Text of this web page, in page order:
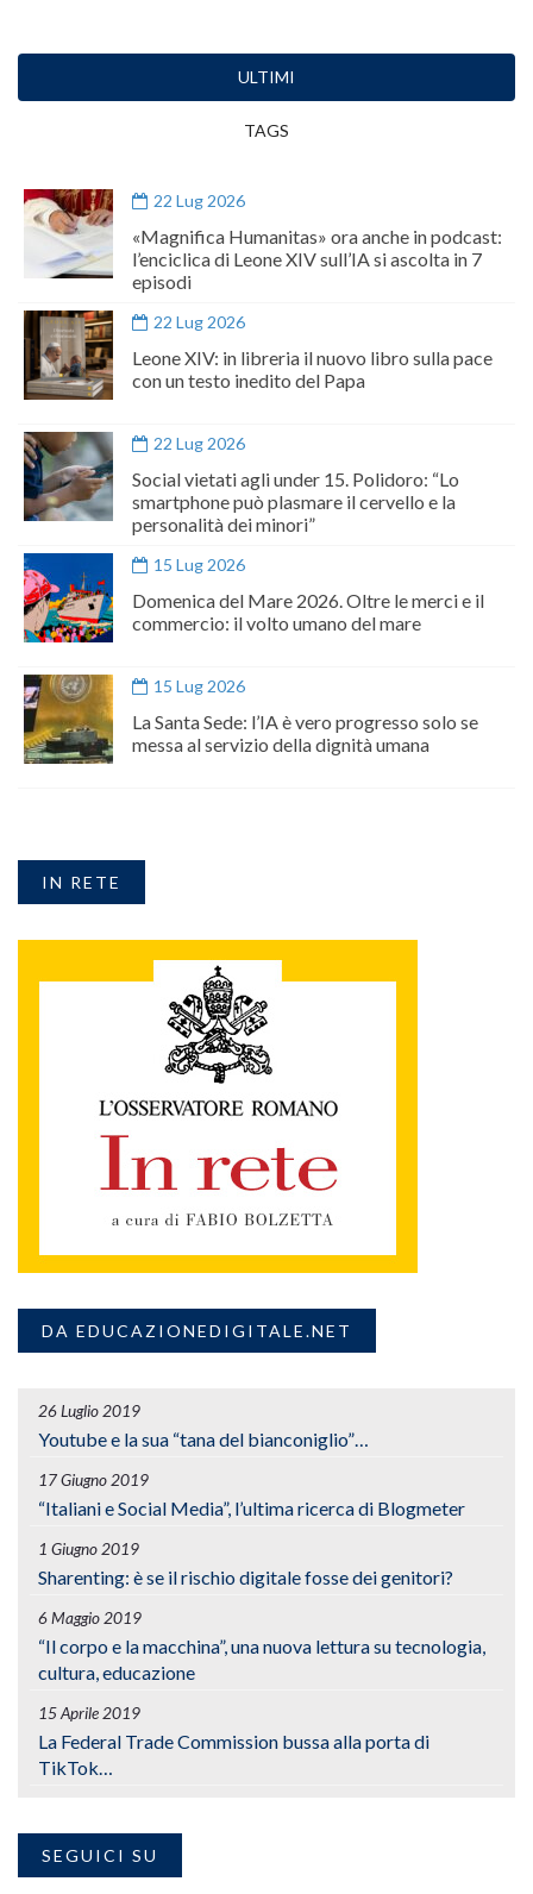
ULTIMI
TAGS
22 Lug 2026
«Magnifica Humanitas» ora anche in podcast:
l’enciclica di Leone XIV sull’IA si ascolta in 7
episodi
22 Lug 2026
Leone XIV: in libreria il nuovo libro sulla pace
con un testo inedito del Papa
22 Lug 2026
Social vietati agli under 15. Polidoro: “Lo
smartphone può plasmare il cervello e la
personalità dei minori”
15 Lug 2026
Domenica del Mare 2026. Oltre le merci e il
commercio: il volto umano del mare
15 Lug 2026
La Santa Sede: l’IA è vero progresso solo se
messa al servizio della dignità umana
IN RETE
DA EDUCAZIONEDIGITALE.NET
26 Luglio 2019
Youtube e la sua “tana del bianconiglio”…
17 Giugno 2019
“Italiani e Social Media”, l’ultima ricerca di Blogmeter
1 Giugno 2019
Sharenting: è se il rischio digitale fosse dei genitori?
6 Maggio 2019
“Il corpo e la macchina”, una nuova lettura su tecnologia,
cultura, educazione
15 Aprile 2019
La Federal Trade Commission bussa alla porta di
TikTok…
SEGUICI SU